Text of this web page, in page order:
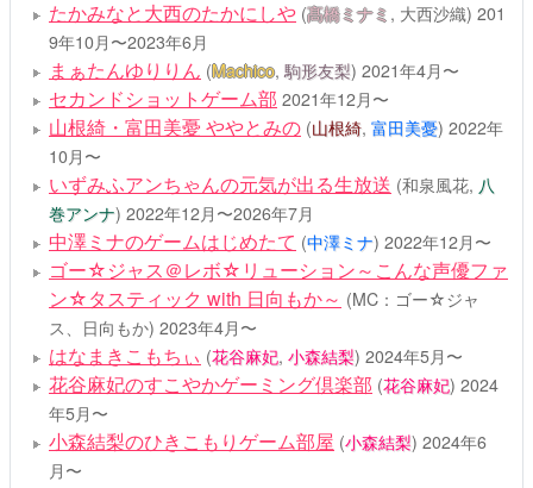
たかみなと大西のたかにしや (髙橋ミナミ , 大西沙織) 201
9年10月〜2023年6月
まぁたんゆりりん (Machico,駒形友梨) 2021年4月〜
セカンドショットゲーム部 2021年12月〜
山根綺・富田美憂 ややとみの (山根綺, 富田美憂) 2022年
10月〜
いずみふアンちゃんの元気が出る生放送 (和泉風花, 八
巻アンナ) 2022年12月〜2026年7月
中澤ミナのゲームはじめたて (中澤ミナ) 2022年12月〜
ゴー☆ジャス＠レボ☆リューション～こんな声優ファ
ン☆タスティック with 日向もか～ (MC：ゴー☆ジャ
ス、日向もか) 2023年4月〜
はなまきこもちぃ (花谷麻妃, 小森結梨) 2024年5月〜
花谷麻妃のすこやかゲーミング倶楽部 (花谷麻妃) 2024
年5月〜
小森結梨のひきこもりゲーム部屋 (小森結梨) 2024年6
月〜